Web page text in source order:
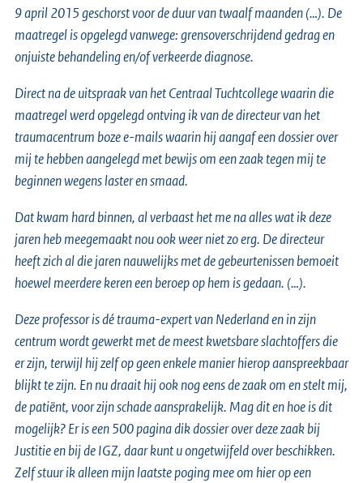
9 april 2015 geschorst voor de duur van twaalf maanden (…). De
maatregel is opgelegd vanwege: grensoverschrijdend gedrag en
onjuiste behandeling en/of verkeerde diagnose.
Direct na de uitspraak van het Centraal Tuchtcollege waarin die
maatregel werd opgelegd ontving ik van de directeur van het
traumacentrum boze e-mails waarin hij aangaf een dossier over
mij te hebben aangelegd met bewijs om een zaak tegen mij te
beginnen wegens laster en smaad.
Dat kwam hard binnen, al verbaast het me na alles wat ik deze
jaren heb meegemaakt nou ook weer niet zo erg. De directeur
heeft zich al die jaren nauwelijks met de gebeurtenissen bemoeit
hoewel meerdere keren een beroep op hem is gedaan. (…).
Deze professor is dé trauma-expert van Nederland en in zijn
centrum wordt gewerkt met de meest kwetsbare slachtoffers die
er zijn, terwijl hij zelf op geen enkele manier hierop aanspreekbaar
blijkt te zijn. En nu draait hij ook nog eens de zaak om en stelt mij,
de patiënt, voor zijn schade aansprakelijk. Mag dit en hoe is dit
mogelijk? Er is een 500 pagina dik dossier over deze zaak bij
Justitie en bij de IGZ, daar kunt u ongetwijfeld over beschikken.
Zelf stuur ik alleen mijn laatste poging mee om hier op een